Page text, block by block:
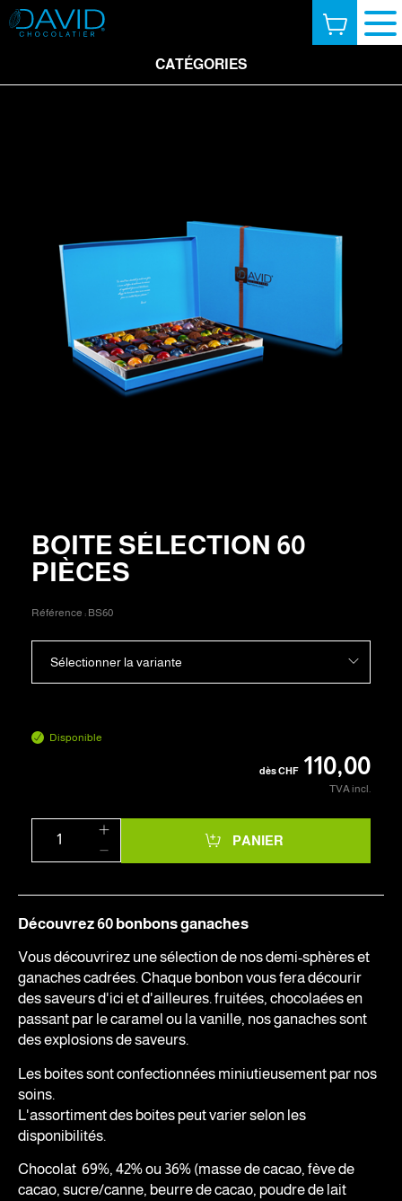
CATÉGORIES
BOITE SÉLECTION 60
PIÈCES
Référence : BS60
Sélectionner la variante
Disponible
dèsCHF 110,00
TVA incl.
PANIER
Découvrez 60 bonbons ganaches
Vous découvrirez une sélection de nos demi-sphères et
ganaches cadrées. Chaque bonbon vous fera décourir
des saveurs d'ici et d'ailleures. fruitées, chocolaées en
passant par le caramel ou la vanille, nos ganaches sont
des explosions de saveurs.
Les boites sont confectionnées miniutieusement par nos
soins.
L'assortiment des boites peut varier selon les
disponibilités.
Chocolat 69%, 42% ou 36% (masse de cacao, fève de
cacao, sucre/canne, beurre de cacao, poudre de lait